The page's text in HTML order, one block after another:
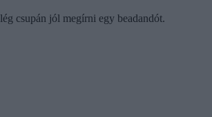
csupán jól megírni egy beadandót.